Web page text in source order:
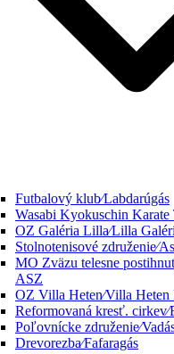
Futbalový klub⁄Labdarúgás
Wasabi Kyokuschin Karate
OZ Galéria Lilla⁄Lilla
Stolnotenisové
MO Zväzu telesne
ASZ
OZ Villa Heten⁄Villa Heten
Reformovaná kresť.
Poľovnícke
Drevorezba⁄Fafaragás